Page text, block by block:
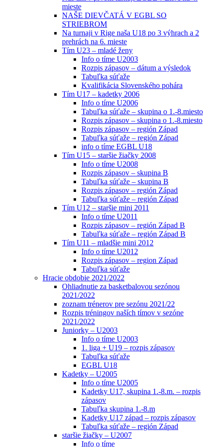
mieste
NAŠE DIEVČATÁ V EGBL SO
STRIEBROM
Na turnaji v Rige naša U18 po 3 výhrach a 2
prehrách na 6. mieste
Tím U23 – mladé ženy
Info o tíme U2003
Rozpis zápasov – dátum a výsledok
Tabuľka súťaže
Kvalifikácia Slovenského pohára
Tím U17 – kadetky 2006
Info o tíme U2006
Tabuľka súťaže – skupina o 1.-8.miesto
Rozpis zápasov – skupina o 1.-8.miesto
Rozpis zápasov – región Západ
Tabuľka súťaže – región Západ
info o tíme EGBL U18
Tím U15 – staršie žiačky 2008
Info o tíme U2008
Rozpis zápasov – skupina B
Tabuľka súťaže – skupina B
Rozpis zápasov – región Západ
Tabuľka súťaže – región Západ
Tím U12 – staršie mini 2011
Info o tíme U2011
Rozpis zápasov – región Západ B
Tabuľka súťaže – región Západ B
Tím U11 – mladšie mini 2012
Info o tíme U2012
Rozpis zápasov – region Západ
Tabuľka súťaže
Hracie obdobie 2021/2022
Ohliadnutie za basketbalovou sezónou
2021/2022
zoznam trénerov pre sezónu 2021/22
Rozpis tréningov naších tímov v sezóne
2021/2022
Juniorky – U2003
Info o tíme U2003
1. liga + U19 – rozpis zápasov
Tabuľka súťaže
EGBL U18
Kadetky – U2005
Info o tíme U2005
Kadetky U17, skupina 1.-8.m. – rozpis
zápasov
Tabuľka skupina 1.-8.m
Kadetky U17 západ – rozpis zápasov
Tabuľka súťaže – región Západ
staršie žiačky – U2007
Info o tíme